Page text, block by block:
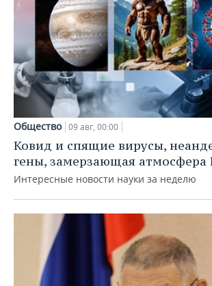
Общество 09 авг, 00:00
Ковид и спящие вирусы,
гены, замерзающая атмосфера
Интересные новости науки за неделю